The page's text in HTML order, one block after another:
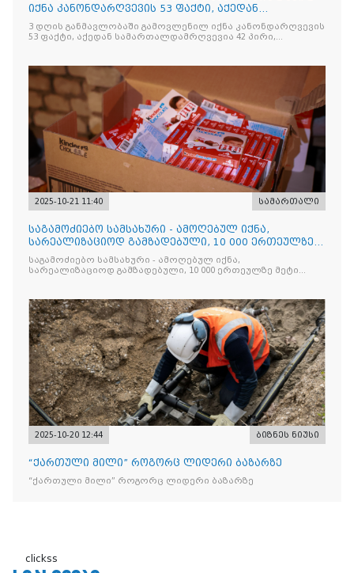
იქნა კანონდარღვევის 53 ფაქტი, აქედან
სამართალდამრღვევია
3 დღის განმავლობაში გამოვლენილ იქნა კანონდარღვევის
53 ფაქტი, აქედან სამართალდამრღვევია 42 პირი,
2025-10-21 11:40 სამართალი
საგამოძიებო სამსახური - ამოღებულ იქნა,
სარეალიზაციოდ გამზადებული, 10 000 ერთეულზე
მეტი „Jacobs Monar
საგამოძიებო სამსახური - ამოღებულ იქნა,
სარეალიზაციოდ გამზადებული, 10 000 ერთეულზე მეტი
„Raffaello”-ს სასაქონლო ნიშნით უკანონო ნიშანდებული
ტკბილეული
2025-10-20 12:44 ბიზნეს ნიუსი
“ქართული მილი” როგორც ლიდერი ბაზარზე
“ქართული მილი” როგორც ლიდერი ბაზარზე
clickss